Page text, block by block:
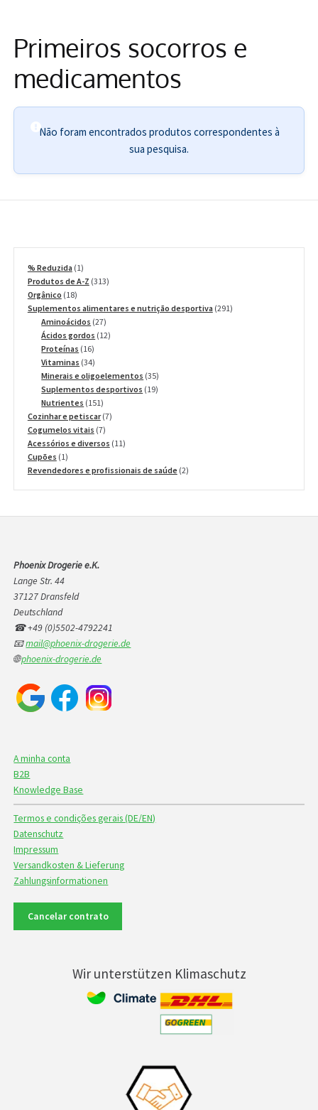
Primeiros socorros e
medicamentos
Não foram encontrados produtos correspondentes à
sua pesquisa.
% Reduzida 11
produto
Produtos de A-Z 313313
Orgânico 1818
produtos
Suplementos alimentares e nutrição desportiva 291291
Aminoácidos 2727
produtos
Ácidos gordos 1212
Proteínas 1616
produtos
Vitaminas 3434
produtos
Minerais e oligoelementos 3535
produtos
Suplementos desportivos 1919
Nutrientes 151151
produtos
Cozinhar e petiscar 77
Cogumelos vitais 77
produtos
Acessórios e diversos 1111
Cupões 11
produto
Revendedores e profissionais de saúde 22
Phoenix Drogerie e.K.
Lange Str. 44
37127 Dransfeld
Deutschland
☎ +49 (0)5502-4792241
📧mail@phoenix-drogerie.de
🌐phoenix-drogerie.de
A minha conta
B2B
Knowledge Base
Termos e condições gerais (DE/EN)
Datenschutz
Impressum
Versandkosten & Lieferung
Zahlungsinformationen
Cancelar contrato
Wir unterstützen Klimaschutz